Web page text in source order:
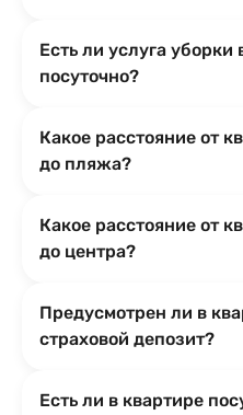
Есть ли услуга уборки
посуточно?
Какое расстояние от
до пляжа?
Какое расстояние от
до центра?
Предусмотрен ли в
страховой депозит?
Есть ли в квартире